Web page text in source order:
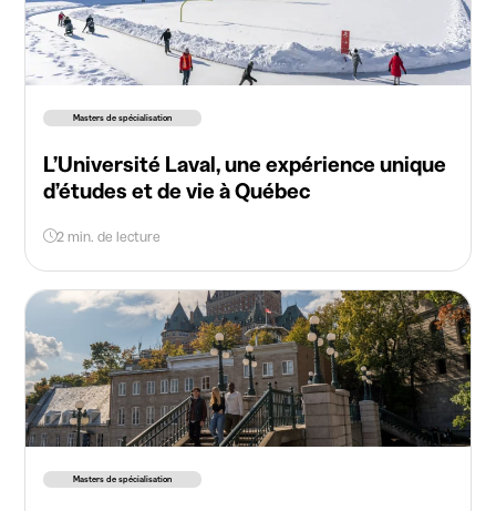
Masters de spécialisation
L’Université Laval, une expérience unique
d’études et de vie à Québec
2 min. de lecture
Masters de spécialisation